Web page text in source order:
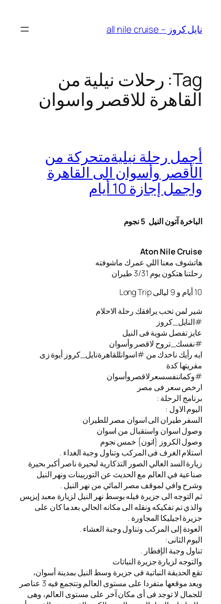
content
نايل كروز – all nile cruise
Tag: رحلات نيلية من
القاهرة للاقصر واسوان
أجمل رحلة نيليةمتحركة من
الأقصر وأسوان الى القاهرة
واجمل إجازة 10 أيام
الباخرة آتون النيل
Aton Nile Cruise
هاتشوف معنا اللي عمرك ماشوفته
رحلتنا هتكون يوم 3/31 طيران
10 أيام و 9 ليالى Long Trip
شير لمن تحب يرافقك رحلة الاحلام
#النايل_كروز
عايز تفصل شوية فى النيل
#نفسك_تروح لاقصر وأسوان
ايه رأيك ناخدك من #اسوانللقاهرةنايل_كروز أيوة زى
مقريتها كدة
#وكماننفسسعرلاقصروأسوان
ارخص سعر فى مصر
برنامج الرحلة :
اليوم الاول :
السفر طيران الى اسوان مصر للطيران
️وصول اسوان واستقبال من اسوان
️وصول الكروز {اتون} خمس نجوم
استلام الغرف فى المركب وتناول وجبة الغداء .
زيارة السد العالي الصور التذكارية لبحيرة ناصر أكبر بحيرة
صناعية في العالم مع الحديث عن التوربينات ونهر النيل
وشرح وافي لموقف مصر المائي من نهر النيل .
ثم التوجه الى جزيرة فيله بوسط نهر النيل لزيارة معبد إيزيس
والذي تم تفكيكه ونقله الى مكانه الحالي بعدما كان على
جزيرة اجيليكا المجاورة .
العودة إلى المركب وتناول وجبة العشاء .
اليوم الثانى:
تناول وجبة الإفطار .
والتوجه لزيارة جزيرة النباتات
تقع الحديقة النباتية فى جزيرة وسط النيل بمدينة أسوان،
ويعد موقعها متفردا على مستوى العالم وتتجمع فيه 3 عناصر
للجمال لا توجد فى أى مكان آخر على مستوى العالم، وهى